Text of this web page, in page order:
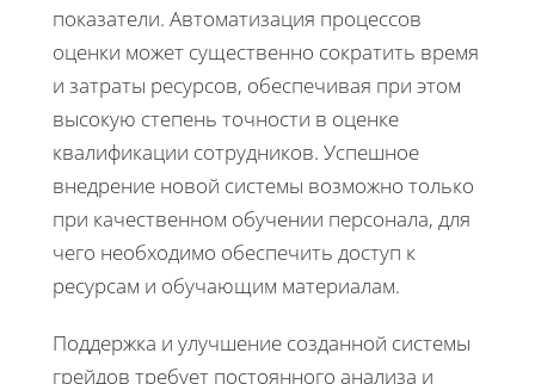
показатели. Автоматизация процессов
оценки может существенно сократить время
и затраты ресурсов, обеспечивая при этом
высокую степень точности в оценке
квалификации сотрудников. Успешное
внедрение новой системы возможно только
при качественном обучении персонала, для
чего необходимо обеспечить доступ к
ресурсам и обучающим материалам.
Поддержка и улучшение созданной системы
грейдов требует постоянного анализа и